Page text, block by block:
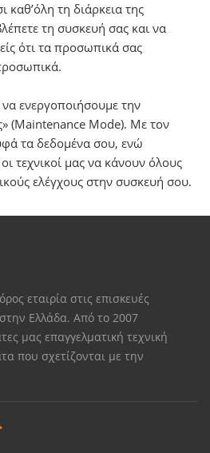
καθ’όλη τη διάρκεια της
τη συσκευή σας και να
ότι τα προσωπικά σας
ενεργοποιήσουμε την
(Maintenance Mode). Με τον
τα δεδομένα σου, ενώ
τεχνικοί μας να κάνουν όλους
ελέγχους στην συσκευή σου.
εταιρία στις επισκευές
Ελλάδα. Από το 2007
μας επαγγελματική τεχνική
που σχετίζονται με την